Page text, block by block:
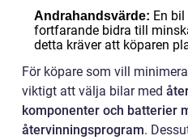
Andrahandsvärde: En
fortfarande bidra till
detta kräver att köparen
För köpare som vill
viktigt att välja bilar med
komponenter och batterier
återvinningsprogram.